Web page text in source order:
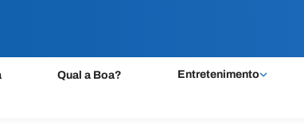
Qual a Boa? Entretenimento